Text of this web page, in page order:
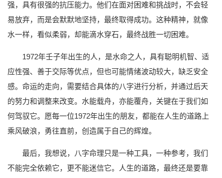
强，具有很强的抗压能力。他们在面对困难和挑战时，不会轻
易放弃，而是会默默地坚持，最终取得成功。这种精神，就像
水一样，看似柔弱，却能滴水穿石，最终战胜一切困难。
1972年壬子年出生的人，是水命之人，具有聪明机智、适
应性强、善于交际等优点，但也可能情绪波动较大，缺乏安全
感。命运的走向，需要结合具体的八字进行分析，并通过后天
的努力和调整来改变。水能载舟，亦能覆舟，关键在于我们如
何驾驭它。愿每一位1972年出生的朋友，都能在人生的道路上
乘风破浪，勇往直前，创造属于自己的辉煌。
最后，我想说，八字命理只是一种工具，一种参考，我们
不能完全依赖它，更不能迷信它。人生的道路，最终还是要靠